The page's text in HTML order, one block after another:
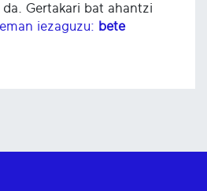
Gertakari bat ahantzi
iezaguzu: bete